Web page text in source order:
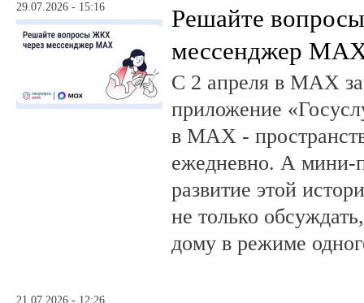
29.07.2026 - 15:16
Решайте
мессенджер
С 2 апреля в MAX
приложение
в MAX -
ежедневно. А мини-
развитие этой
не только
дому в режиме
21.07.2026 - 12:26